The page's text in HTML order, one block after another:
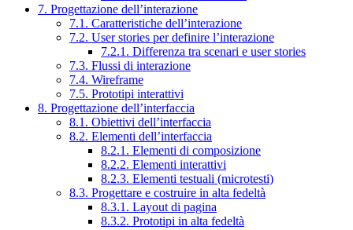
7. Progettazione dell’interazione
7.1. Caratteristiche dell’interazione
7.2. User stories per definire l’interazione
7.2.1. Differenza tra scenari e user stories
7.3. Flussi di interazione
7.4. Wireframe
7.5. Prototipi interattivi
8. Progettazione dell’interfaccia
8.1. Obiettivi dell’interfaccia
8.2. Elementi dell’interfaccia
8.2.1. Elementi di composizione
8.2.2. Elementi interattivi
8.2.3. Elementi testuali (microtesti)
8.3. Progettare e costruire in alta fedeltà
8.3.1. Layout di pagina
8.3.2. Prototipi in alta fedeltà